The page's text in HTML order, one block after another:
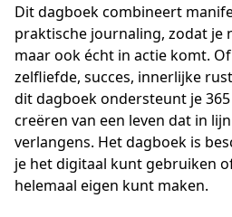
Dit dagboek combineert
praktische journaling, zodat je
maar ook écht in actie komt.
zelfliefde, succes, innerlijke
dit dagboek ondersteunt je
creëren van een leven dat in
verlangens. Het dagboek is
je het digitaal kunt gebruiken
helemaal eigen kunt maken.